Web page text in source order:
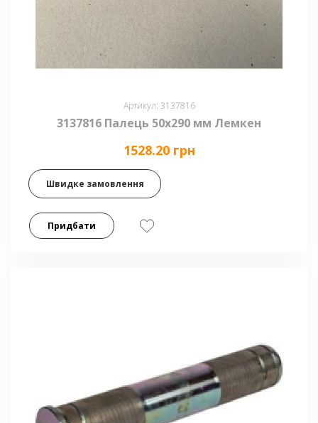
Артикул: 3137816
3137816 Палець 50x290 мм Лемкен
1528.20 грн
Швидке замовлення
Придбати